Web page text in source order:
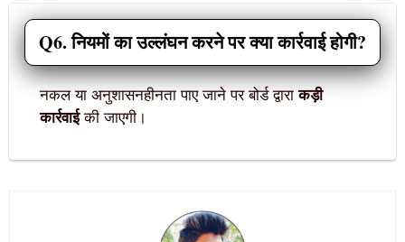
Q6. नियमों का उल्लंघन करने पर क्या कार्रवाई होगी?
नकल या अनुशासनहीनता पाए जाने पर बोर्ड द्वाराकड़ी
कार्रवाईकी जाएगी।